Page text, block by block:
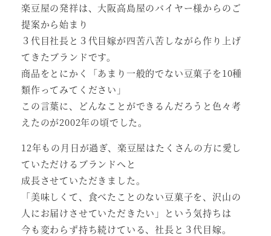
楽豆屋の発祥は、大阪高島屋のバイヤー様からのご
提案から始まり
３代目社長と３代目嫁が四苦八苦しながら作り上げ
てきたブランドです。
商品をとにかく「あまり一般的でない豆菓子を10種
類作ってみてください」
この言葉に、どんなことができるんだろうと色々考
えたのが2002年の頃でした。
12年もの月日が過ぎ、楽豆屋はたくさんの方に愛し
ていただけるブランドへと
成長させていただきました。
「美味しくて、食べたことのない豆菓子を、沢山の
人にお届けさせていただきたい」という気持ちは
今も変わらず持ち続けている、社長と３代目嫁。